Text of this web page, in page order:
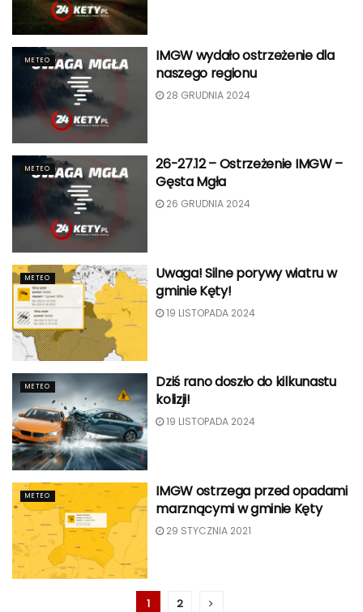
METEO
IMGW wydało ostrzeżenie dla
naszego regionu
28 GRUDNIA 2024
METEO
26-27.12 – Ostrzeżenie IMGW –
Gęsta Mgła
26 GRUDNIA 2024
METEO
Uwaga! Silne porywy wiatru w
gminie Kęty!
19 LISTOPADA 2024
METEO
Dziś rano doszło do kilkunastu
kolizji!
19 LISTOPADA 2024
METEO
IMGW ostrzega przed opadami
marznącymi w gminie Kęty
29 STYCZNIA 2021
1 2